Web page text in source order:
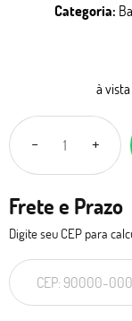
Categoria:
à vista
Frete e Prazo
Digite seu CEP para